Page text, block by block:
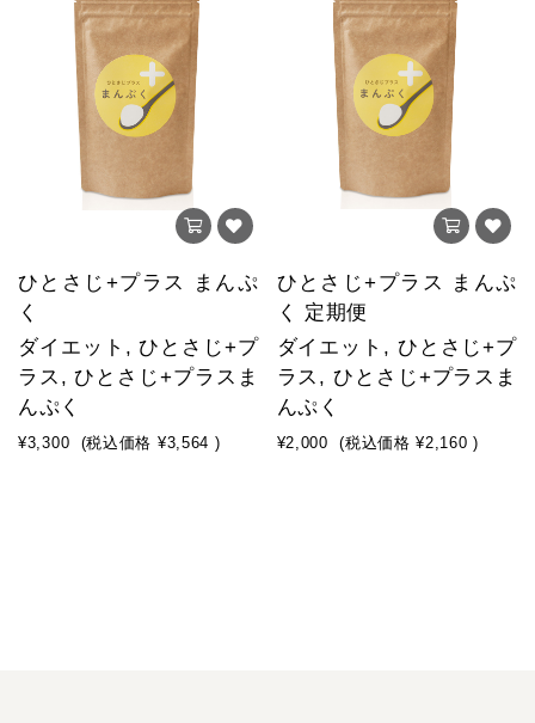
ひとさじ+プラス まんぷ
く
ダイエット, ひとさじ+プ
ラス, ひとさじ+プラスま
んぷく
¥3,300 (税込価格 ¥3,564 )
ひとさじ+プラス まんぷ
く 定期便
ダイエット, ひとさじ+プ
ラス, ひとさじ+プラスま
んぷく
¥2,000 (税込価格 ¥2,160 )